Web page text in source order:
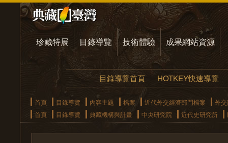
珍藏特展 目錄導覽 技術體驗 成果網站資源
目錄導覽首頁 HOTKEY快速導覽
首頁 目錄導覽 內容主題 檔案 近代外交經濟部門檔案
外
首頁
目錄導覽 典藏機構與計畫 中央研究院 近代史研究所